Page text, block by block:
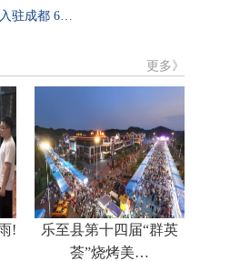
驻成都 6…
更多》
!
乐至县第十四届“群英
荟”烧烤美…